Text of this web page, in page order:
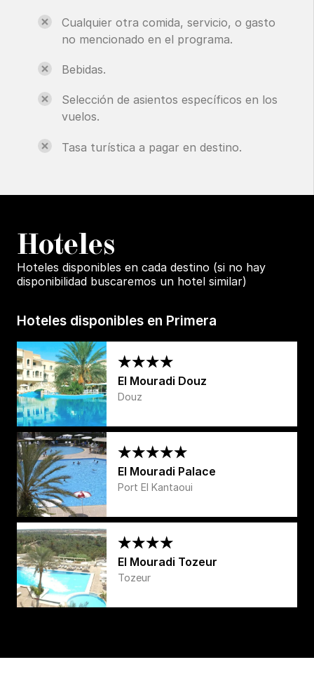
Cualquier otra comida, servicio, o gasto
no mencionado en el programa.
Bebidas.
Selección de asientos específicos en los
vuelos.
Tasa turística a pagar en destino.
Hoteles
Hoteles disponibles en cada destino (si no hay
disponibilidad buscaremos un hotel similar)
Hoteles disponibles en Primera
El Mouradi Douz
Douz
El Mouradi Palace
Port El Kantaoui
El Mouradi Tozeur
Tozeur